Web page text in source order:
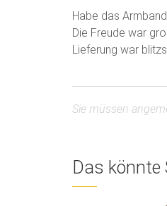
Habe das
Die Freude war
Sie müssen
Das könnte